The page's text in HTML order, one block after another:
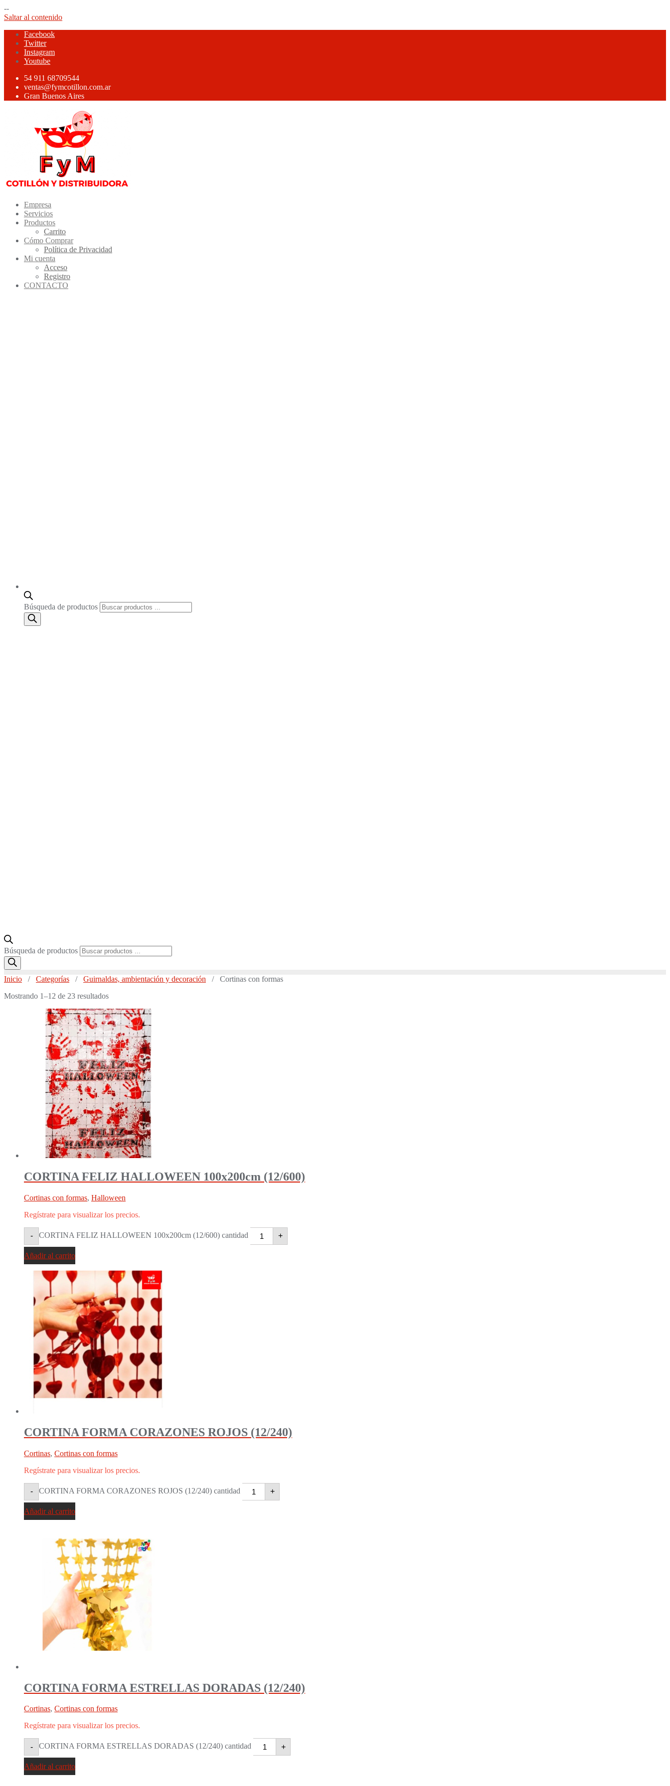
--
Saltar al contenido
Facebook
Twitter
Instagram
Youtube
54 911 68709544
ventas@fymcotillon.com.ar
Gran Buenos Aires
Empresa
Servicios
Productos
Carrito
Cómo Comprar
Política de Privacidad
Mi cuenta
Acceso
Registro
CONTACTO
Búsqueda de productos
Búsqueda de productos
Inicio / Categorías / Guirnaldas, ambientación y decoración / Cortinas con formas
Mostrando 1–12 de 23 resultados
CORTINA FELIZ HALLOWEEN 100x200cm (12/600)
Cortinas con formas, Halloween
Regístrate para visualizar los precios.
- CORTINA FELIZ HALLOWEEN 100x200cm (12/600) cantidad +
Añadir al carrito
CORTINA FORMA CORAZONES ROJOS (12/240)
Cortinas, Cortinas con formas
Regístrate para visualizar los precios.
- CORTINA FORMA CORAZONES ROJOS (12/240) cantidad +
Añadir al carrito
CORTINA FORMA ESTRELLAS DORADAS (12/240)
Cortinas, Cortinas con formas
Regístrate para visualizar los precios.
- CORTINA FORMA ESTRELLAS DORADAS (12/240) cantidad +
Añadir al carrito